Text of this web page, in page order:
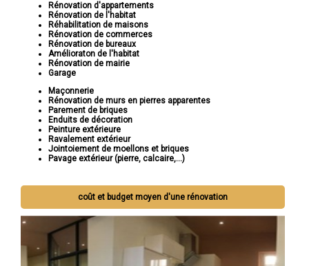
Rénovation d'appartements
Rénovation de l'habitat
Réhabilitation de maisons
Rénovation de commerces
Rénovation de bureaux
Amélioraton de l'habitat
Rénovation de mairie
Garage
Maçonnerie
Rénovation de murs en pierres apparentes
Parement de briques
Enduits de décoration
Peinture extérieure
Ravalement extérieur
Jointoiement de moellons et briques
Pavage extérieur (pierre, calcaire,...)
coût et budget moyen d'une rénovation